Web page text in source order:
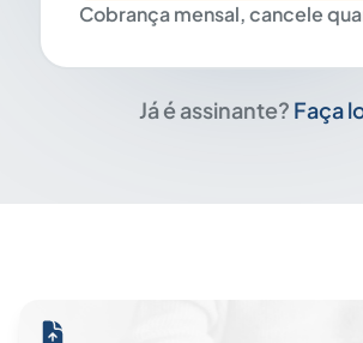
Cobrança mensal, cancele
Já é assinante? Faça